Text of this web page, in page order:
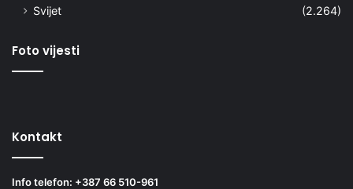
Svijet
(2.264)
Foto vijesti
Kontakt
Info telefon: +387 66 510-961